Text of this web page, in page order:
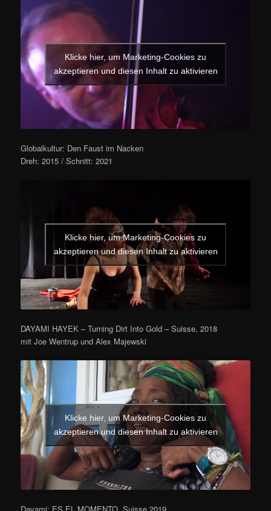
Klicke hier, um Marketing-Cookies zu
akzeptieren und diesen Inhalt zu aktivieren
Globalkultur: Den Faust im Nacken
Dreh: 2015 / Schnitt: 2021
Klicke hier, um Marketing-Cookies zu
akzeptieren und diesen Inhalt zu aktivieren
DAYAMI HAYEK – Turning Dirt Into Gold – Suisse, 2018
mit Joe Wentrup und Alex Majewski
Klicke hier, um Marketing-Cookies zu
akzeptieren und diesen Inhalt zu aktivieren
Dayami: ES EL MOMENTO, Suisse 2019